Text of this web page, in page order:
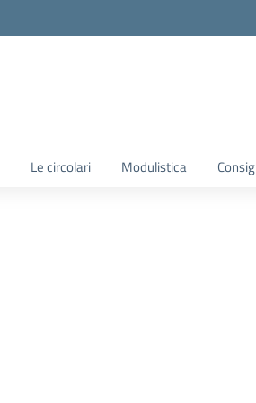
Le circolari Modulistica